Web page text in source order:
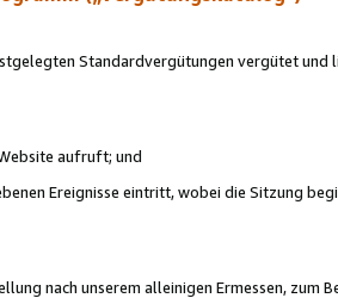
Standardvergütungen vergütet und
aufruft; und
Ereignisse eintritt, wobei die Sitzung
nach unserem alleinigen Ermessen, zum